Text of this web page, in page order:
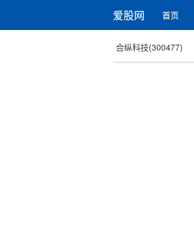
爱股网 首页
合纵科技(300477)